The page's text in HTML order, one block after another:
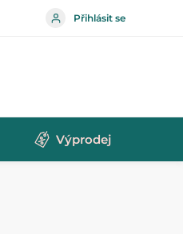
Přihlásit se
Výprodej